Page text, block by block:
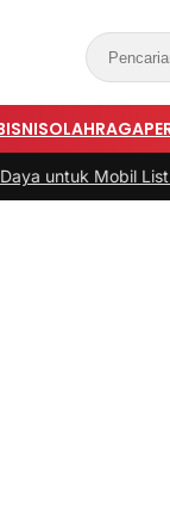
OLAHRAGA
Listrik yang Perlu